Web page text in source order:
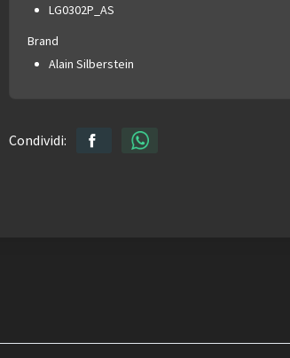
LG0302P_AS
Brand
Alain Silberstein
Condividi: